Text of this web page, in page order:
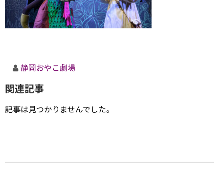
静岡おやこ劇場
関連記事
記事は見つかりませんでした。